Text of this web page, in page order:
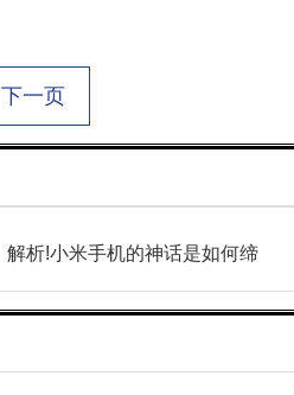
下一页
解析!小米手机的神话是如何缔